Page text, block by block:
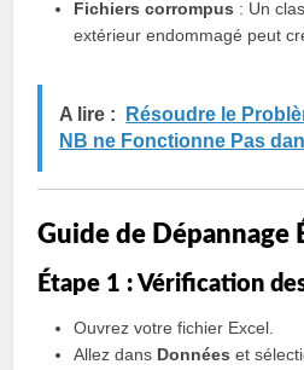
Fichiers corrompus : Un
extérieur endommagé peut
A lire :
Résoudre le
NB ne Fonctionne Pas
Guide de Dépannage
Étape 1 : Vérification
Ouvrez votre fichier Excel.
Allez dans Données et